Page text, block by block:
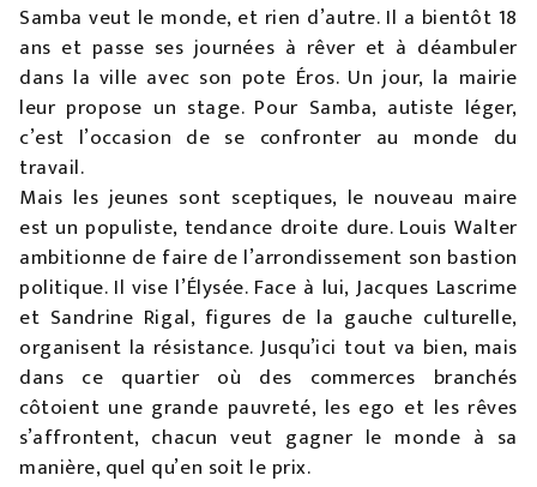
Samba veut le monde, et rien d’autre. Il a bientôt 18
ans et passe ses journées à rêver et à déambuler
dans la ville avec son pote Éros. Un jour, la mairie
leur propose un stage. Pour Samba, autiste léger,
c’est l’occasion de se confronter au monde du
travail.
Mais les jeunes sont sceptiques, le nouveau maire
est un populiste, tendance droite dure. Louis Walter
ambitionne de faire de l’arrondissement son bastion
politique. Il vise l’Élysée. Face à lui, Jacques Lascrime
et Sandrine Rigal, figures de la gauche culturelle,
organisent la résistance. Jusqu’ici tout va bien, mais
dans ce quartier où des commerces branchés
côtoient une grande pauvreté, les ego et les rêves
s’affrontent, chacun veut gagner le monde à sa
manière, quel qu’en soit le prix.